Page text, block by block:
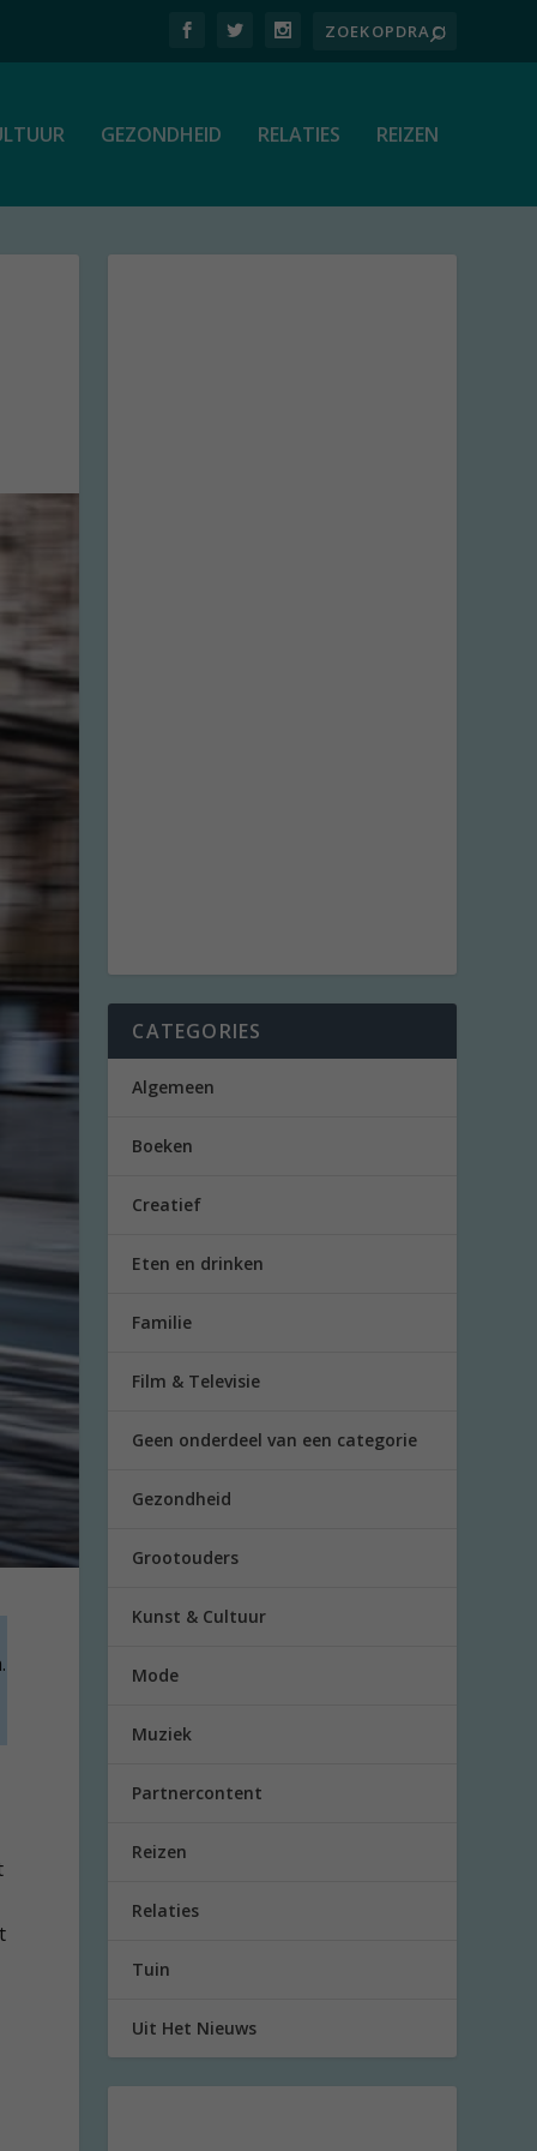
GEZONDHEID RELATIES REIZEN
CATEGORIES
Algemeen
Boeken
Creatief
Eten en drinken
Familie
Film & Televisie
Geen onderdeel van een categorie
Gezondheid
Grootouders
Kunst & Cultuur
Mode
Muziek
Partnercontent
Reizen
Relaties
Tuin
Uit Het Nieuws